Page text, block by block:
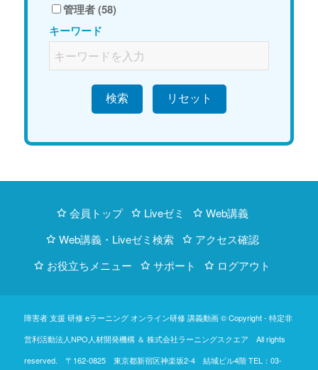
管理者 (58)
キーワード
検索
会員トップ Liveゼミ
Web講義
Web講義・Liveゼミ検索
アクセス確認
お役立ちメニュー
サポート ログアウト
障害者 支援 研修 eラーニング オンライン研修 講義動画 © Copyright - 特定非
営利活動法人NPO人材開発機構＆ 株式会社ラーニングスクエア All rights
reserved. 〒162-0825 東京都新宿区神楽坂2-4 結城ビル4階TEL：03-